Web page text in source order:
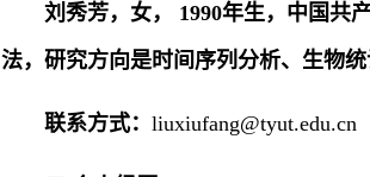
刘秀芳，女， 1990年生，中国共
法，研究方向是时间序列分析、生物
联系方式： liuxiufang@tyut.edu.cn